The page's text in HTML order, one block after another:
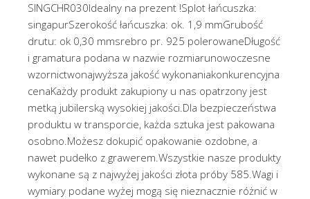
SINGCHR030Idealny na prezent !Splot łańcuszka:
singapurSzerokość łańcuszka: ok. 1,9 mmGrubość
drutu: ok 0,30 mmsrebro pr. 925 polerowaneDługość
i gramatura podana w nazwie rozmiarunowoczesne
wzornictwonajwyższa jakość wykonaniakonkurencyjna
cenaKażdy produkt zakupiony u nas opatrzony jest
metką jubilerską wysokiej jakości.Dla bezpieczeństwa
produktu w transporcie, każda sztuka jest pakowana
osobno.Możesz dokupić opakowanie ozdobne, a
nawet pudełko z grawerem.Wszystkie nasze produkty
wykonane są z najwyżej jakości złota próby 585.Wagi i
wymiary podane wyżej mogą się nieznacznie różnić w